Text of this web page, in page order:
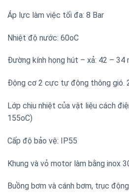
Áp lực làm việc tối đa: 8 Bar
Nhiệt độ nước: 60oC
Đường kính họng hút – xả: 42 – 34
Động cơ 2 cực tự động thông gió.
Lớp chịu nhiệt của vật liệu cách
155oC)
Cấp độ bảo vệ: IP55
Khung và vỏ motor làm bằng inox
Buồng bơm và cánh bơm, trục